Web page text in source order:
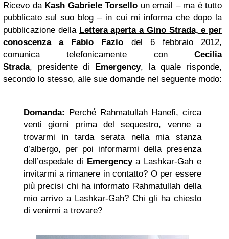
Ricevo da Kash Gabriele Torsello un email – ma è tutto
pubblicato sul suo blog – in cui mi informa che dopo la
pubblicazione della Lettera aperta a Gino Strada, e per
conoscenza a Fabio Fazio del 6 febbraio 2012,
comunica telefonicamente con Cecilia
Strada, presidente di Emergency, la quale risponde,
secondo lo stesso, alle sue domande nel seguente modo:
Domanda:
Perché Rahmatullah Hanefi, circa
venti giorni prima del sequestro, venne a
trovarmi in tarda serata nella mia stanza
d’albergo, per poi informarmi della presenza
dell’ospedale di Emergencya Lashkar-Gah e
invitarmi a rimanere in contatto? O per essere
più precisi chi ha informato Rahmatullah della
mio arrivo a Lashkar-Gah? Chi gli ha chiesto
di venirmi a trovare?